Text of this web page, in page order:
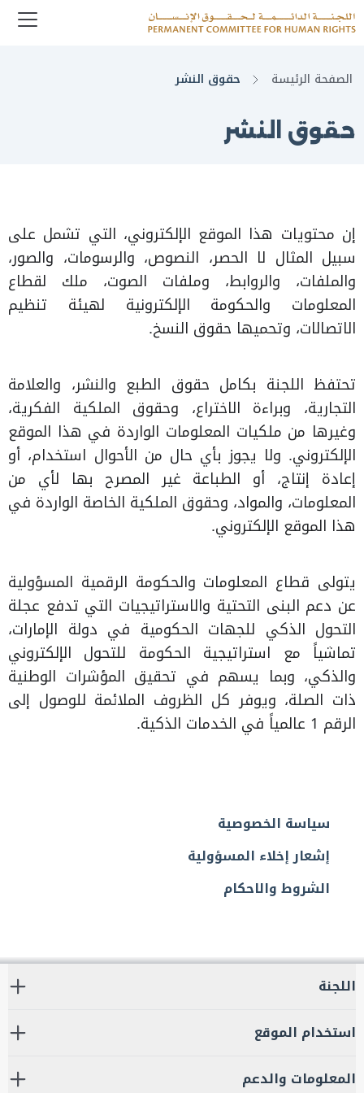
الصفحة الرئيسة حقوق النشر
حقوق النشر
إن محتويات هذا الموقع الإلكتروني، التي تشمل على
سبيل المثال لا الحصر، النصوص، والرسومات، والصور،
والملفات، والروابط، وملفات الصوت، ملك لقطاع
المعلومات والحكومة الإلكترونية لهيئة تنظيم
الاتصالات، وتحميها حقوق النسخ.
تحتفظ اللجنة بكامل حقوق الطبع والنشر، والعلامة
التجارية، وبراءة الاختراع، وحقوق الملكية الفكرية،
وغيرها من ملكيات المعلومات الواردة في هذا الموقع
الإلكتروني. ولا يجوز بأي حال من الأحوال استخدام، أو
إعادة إنتاج، أو الطباعة غير المصرح بها لأي من
المعلومات، والمواد، وحقوق الملكية الخاصة الواردة في
هذا الموقع الإلكتروني.
يتولى قطاع المعلومات والحكومة الرقمية المسؤولية
عن دعم البنى التحتية والاستراتيجيات التي تدفع عجلة
التحول الذكي للجهات الحكومية في دولة الإمارات،
تماشياً مع استراتيجية الحكومة للتحول الإلكتروني
والذكي، وبما يسهم في تحقيق المؤشرات الوطنية
ذات الصلة، ويوفر كل الظروف الملائمة للوصول إلى
الرقم 1 عالمياً في الخدمات الذكية.
سياسة الخصوصية
إشعار إخلاء المسؤولية
الشروط والاحكام
اللجنة
استخدام الموقع
المعلومات والدعم